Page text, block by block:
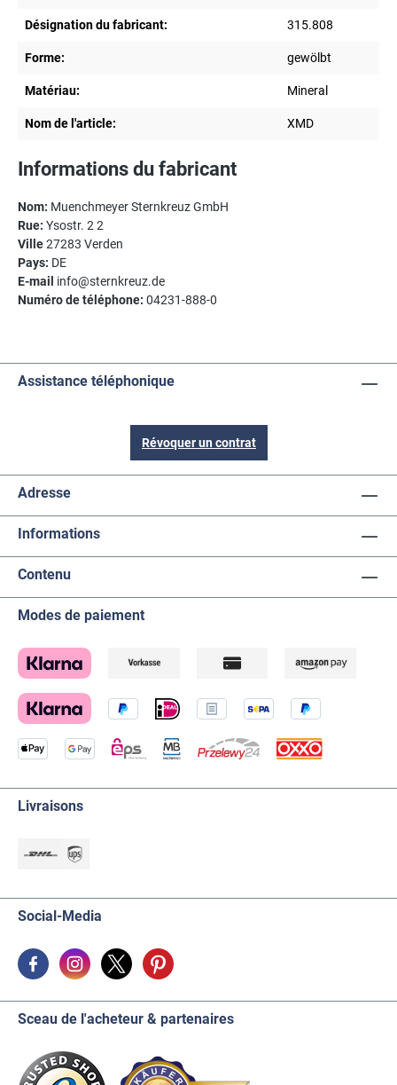
Désignation du fabricant: 315.808
Forme: gewölbt
Matériau: Mineral
Nom de l'article: XMD
Informations du fabricant
Nom: Muenchmeyer Sternkreuz GmbH
Rue: Ysostr. 2 2
Ville27283 Verden
Pays: DE
E-mail info@sternkreuz.de
Numéro de téléphone: 04231-888-0
Assistance téléphonique
Révoquer un contrat
Adresse
Informations
Contenu
Modes de paiement
Livraisons
Social-Media
Sceau de l'acheteur & partenaires